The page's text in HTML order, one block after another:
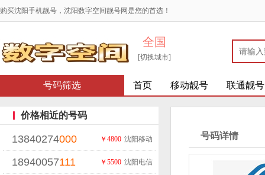
购买沈阳手机靓号，沈阳数字空间靓号网是您的首选！
全国
[切换城市]
号码筛选 首页 移动靓号 联通靓号
价格相近的号码
13840274000 沈阳移动
￥4800
18940057111 沈阳电信
￥5500
号码详情